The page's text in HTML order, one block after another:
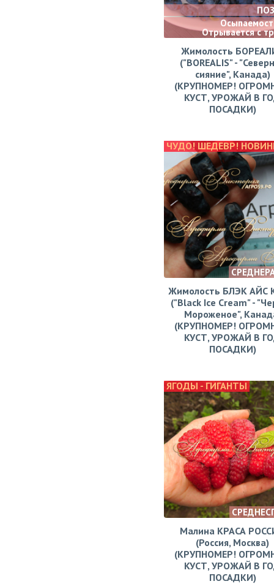
Отрывается с
Жимолость
("BOREALIS" -
сияние", Канада)
(КРУПНОМЕР!
КУСТ, УРОЖАЙ В
ПОСАДКИ)
ЧУДО! ШЕДЕВР!
Жимолость БЛЭК АЙС
("Black Ice Cream" -
Мороженое",
(КРУПНОМЕР!
КУСТ, УРОЖАЙ В
ПОСАДКИ)
ЯГОДЫ - ГИГАНТЫ
Малина КРАСА
(Россия, Москва)
(КРУПНОМЕР!
КУСТ, УРОЖАЙ В
ПОСАДКИ)